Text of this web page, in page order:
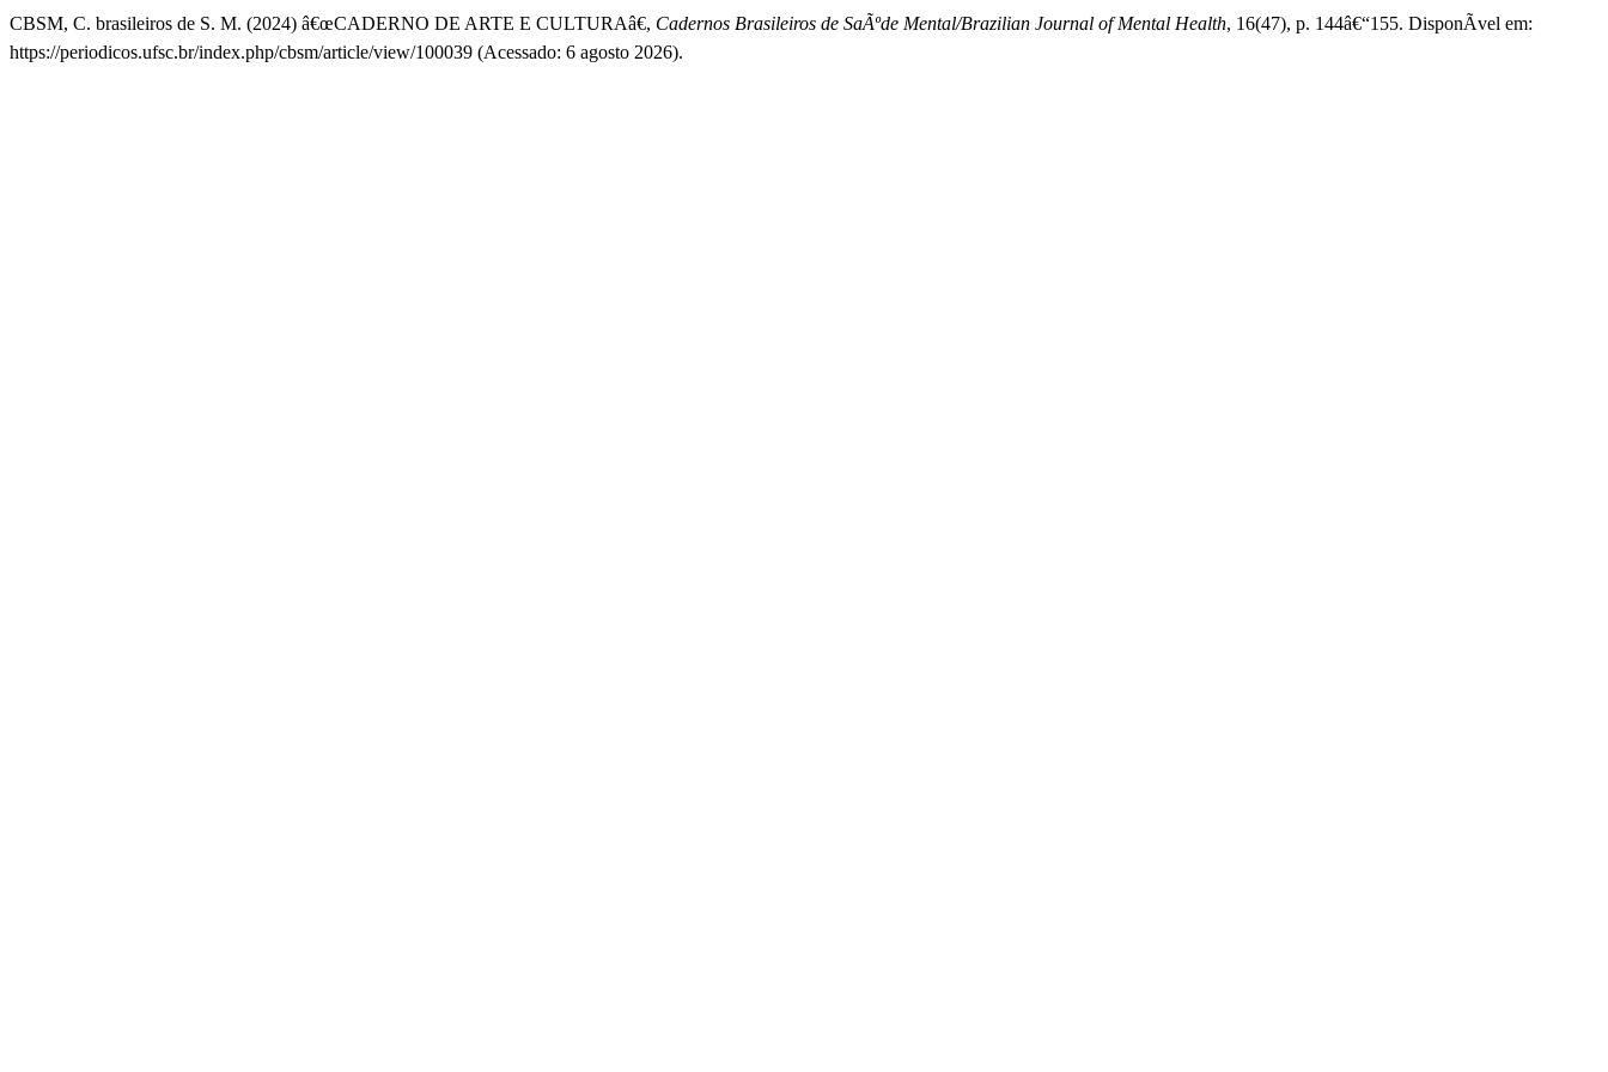
CBSM, C. brasileiros de S. M. (2024) â€œCADERNO DE ARTE E CULTURAâ€, Cadernos Brasileiros de SaÃºde Mental/Brazilian Journal of Mental Health, 16(47), p. 144â€“155. DisponÃ­vel em:
https://periodicos.ufsc.br/index.php/cbsm/article/view/100039 (Acessado: 6 agosto 2026).